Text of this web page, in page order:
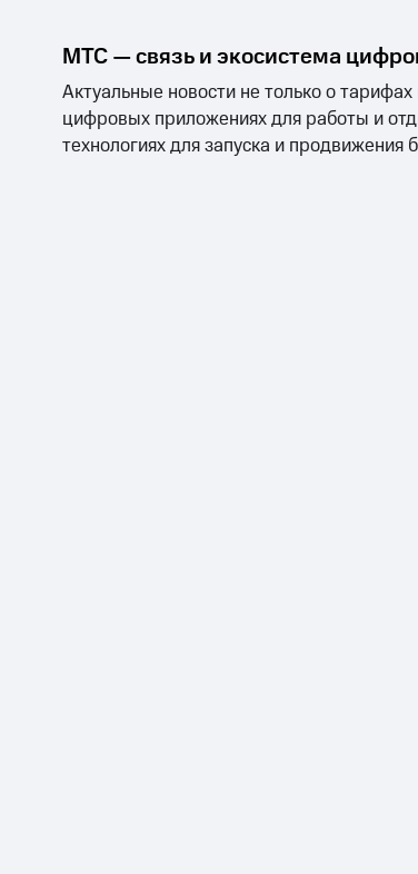
МТС — связь и экосистема
Актуальные новости не только о
цифровых приложениях для работы и
технологиях для запуска и продвижения